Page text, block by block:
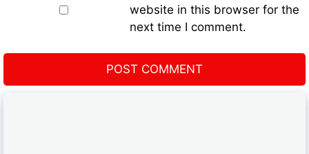
website in this browser for the
next time I comment.